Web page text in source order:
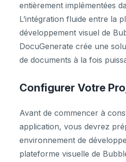
entièrement implémentées
L’intégration fluide entre la
développement visuel de
DocuGenerate crée une
de documents à la fois
Configurer Votre
Avant de commencer à
application, vous devrez
environnement de
plateforme visuelle de